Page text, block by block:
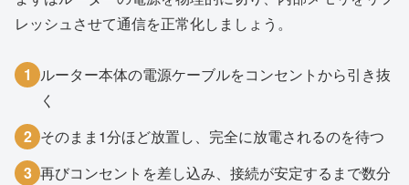
レッシュさせて通信を正常化しましょう。
1 ルーター本体の電源ケーブルをコンセントから引き抜
く
2 そのまま1分ほど放置し、完全に放電されるのを待つ
3 再びコンセントを差し込み、接続が安定するまで数分